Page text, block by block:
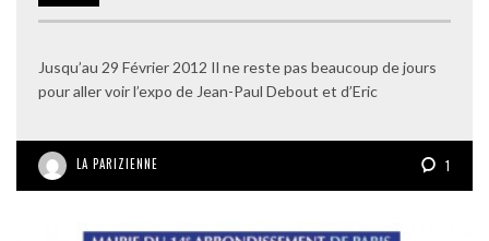
Jusqu’au 29 Février 2012 Il ne reste pas beaucoup de jours
pour aller voir l’expo de Jean-Paul Debout et d’Eric
LA PARIZIENNE 1